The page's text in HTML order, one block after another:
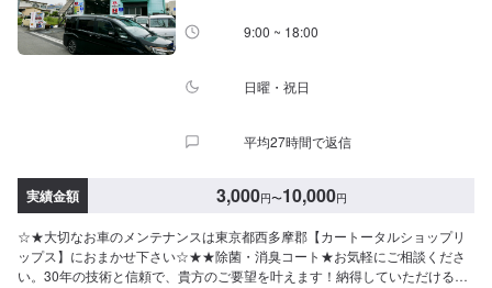
9:00 ~ 18:00
日曜・祝日
平均27時間で返信
実績金額 3,000円〜10,000円
☆★大切なお車のメンテナンスは東京都西多摩郡【カートータルショップリ
ップス】におまかせ下さい☆★★除菌・消臭コート★お気軽にご相談くださ
い。30年の技術と信頼で、貴方のご要望を叶えます！納得していただけるお